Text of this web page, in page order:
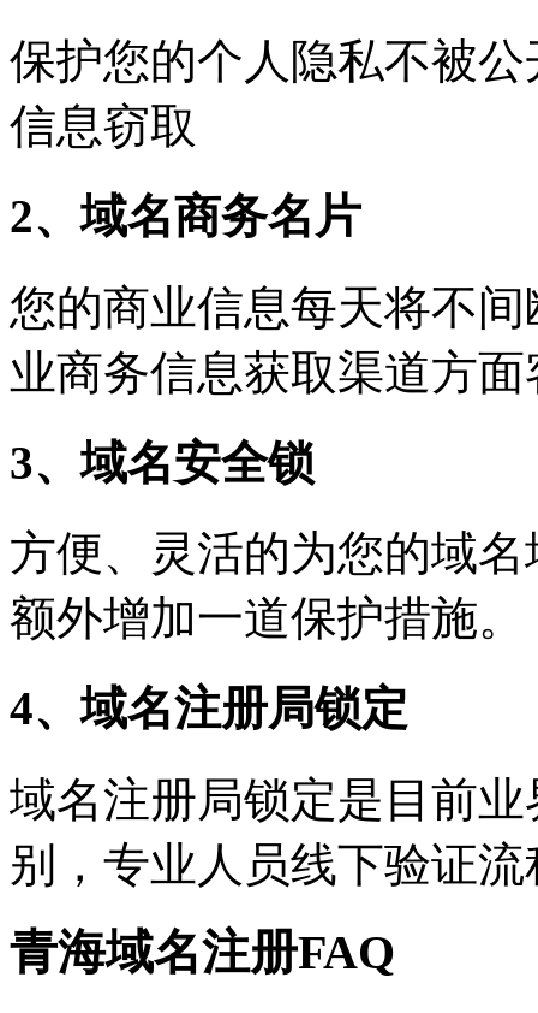
保护您的个人隐私不被
信息窃取
2、域名商务名片
您的商业信息每天将不
业商务信息获取渠道方
3、域名安全锁
方便、灵活的为您的域
额外增加一道保护措施。
4、域名注册局锁定
域名注册局锁定是目前
别，专业人员线下验证
青海域名注册FAQ